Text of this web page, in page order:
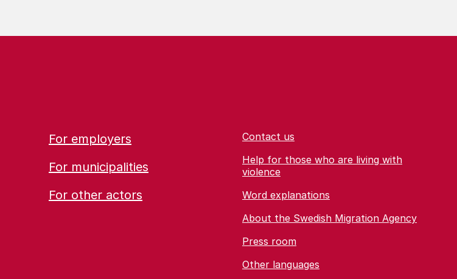
For employers
For municipalities
For other actors
Contact us
Help for those who are living with
violence
Word explanations
About the Swedish Migration Agency
Press room
Other languages